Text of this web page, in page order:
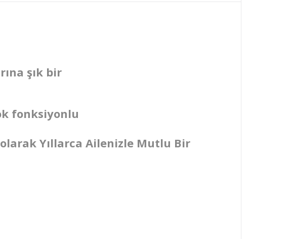
şık bir
fonksiyonlu
olarak Yıllarca Ailenizle Mutlu Bir